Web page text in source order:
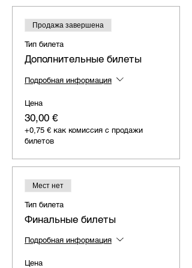
Продажа завершена
Тип билета
Дополнительные билеты
Подробная информация
Цена
30,00 €
+0,75 € как комиссия с продажи
билетов
Мест нет
Тип билета
Финальные билеты
Подробная информация
Цена